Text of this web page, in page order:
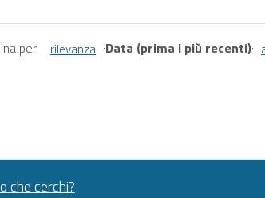
per rilevanza ·Data (prima i più recenti)·
che cerchi?